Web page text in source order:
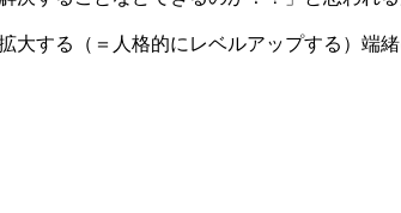
する（＝人格的にレベルアップする）端緒